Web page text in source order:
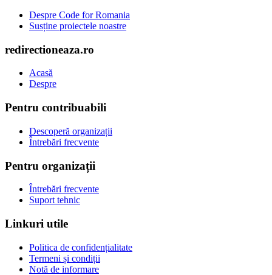
Despre Code for Romania
Susține proiectele noastre
redirectioneaza.ro
Acasă
Despre
Pentru contribuabili
Descoperă organizații
Întrebări frecvente
Pentru organizații
Întrebări frecvente
Suport tehnic
Linkuri utile
Politica de confidențialitate
Termeni și condiții
Notă de informare